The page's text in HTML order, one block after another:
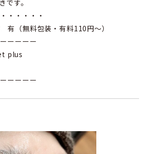
す。
・・・・・
（無料包装・有料110円～）
ーーーー
plus
ーーーー